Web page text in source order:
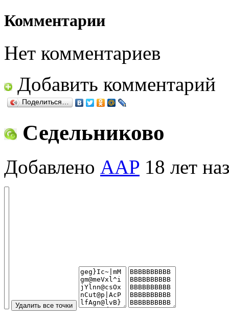
Комментарии
Нет комментариев
Добавить комментарий
Поделиться…
Седельниково
Добавлено AAP 18 лет